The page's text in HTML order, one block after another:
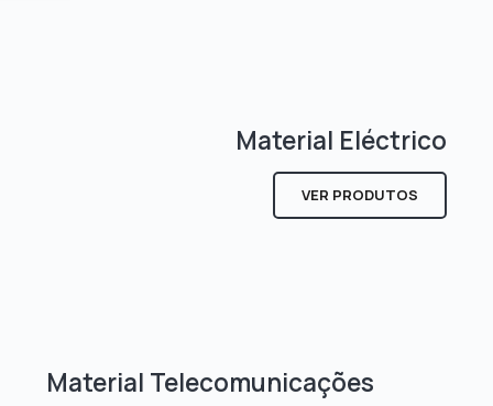
Material Eléctrico
VER PRODUTOS
Material Telecomunicações